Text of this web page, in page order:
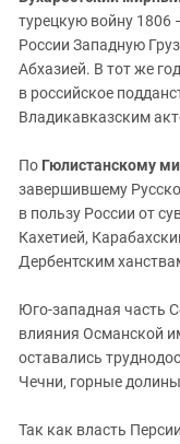
турецкую войну 1806
России Западную
Абхазией. В тот же
в российское
Владикавказским
По Гюлистанскому
завершившему
в пользу России от
Кахетией,
Дербентским
Юго-западная часть
влияния Османской
оставались
Чечни, горные
Так как власть